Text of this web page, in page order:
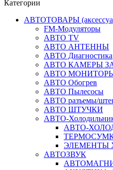
Категории
АВТОТОВАРЫ
FM-Модуляторы
АВТО TV
АВТО АНТЕННЫ
АВТО Диагностика
АВТО КАМЕРЫ
АВТО
АВТО Обогрев
АВТО Пылесосы
АВТО разъемы/
АВТО ШТУЧКИ
АВТО-
АВТО-
ЭЛЕМЕНТЫ
АВТОЗВУК